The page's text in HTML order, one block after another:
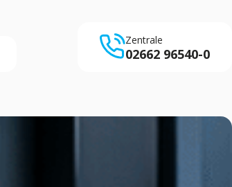
Zentrale
02662 96540-0